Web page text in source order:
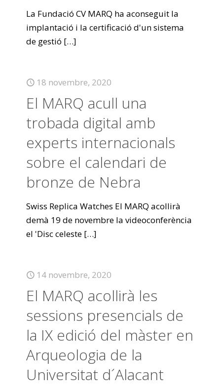
La Fundació CV MARQ ha aconseguit la
implantació i la certificació d'un sistema
de gestió […]
18 novembre, 2020
El MARQ acull una
trobada digital amb
experts internacionals
sobre el calendari de
bronze de Nebra
Swiss Replica Watches El MARQ acollirà
demà 19 de novembre la videoconferència
el 'Disc celeste […]
14 novembre, 2020
El MARQ acollirà les
sessions presencials de
la IX edició del màster en
Arqueologia de la
Universitat d´Alacant